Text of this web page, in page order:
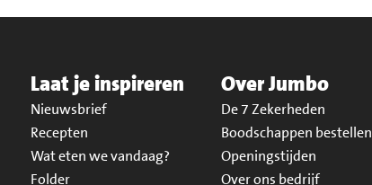
Laat je inspireren
Nieuwsbrief
Recepten
Wat eten we vandaag?
Folder
Over Jumbo
De 7 Zekerheden
Boodschappen bestellen
Openingstijden
Over ons bedrijf